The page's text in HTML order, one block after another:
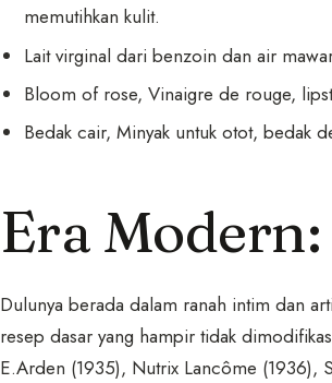
memutihkan kulit.
Lait virginal dari benzoin dan air
Bloom of rose, Vinaigre de rouge,
Bedak cair, Minyak untuk otot, bedak
Era
Dulunya berada dalam ranah intim dan
resep dasar yang hampir tidak
E.Arden (1935), Nutrix Lancôme